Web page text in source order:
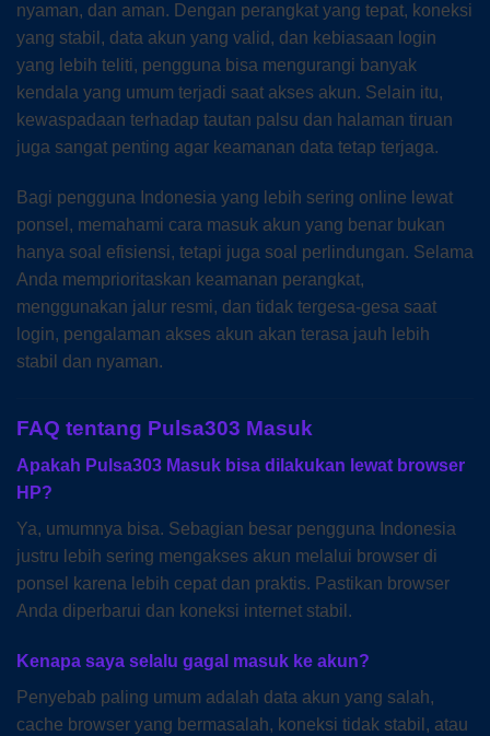
nyaman, dan aman. Dengan perangkat yang tepat, koneksi
yang stabil, data akun yang valid, dan kebiasaan login
yang lebih teliti, pengguna bisa mengurangi banyak
kendala yang umum terjadi saat akses akun. Selain itu,
kewaspadaan terhadap tautan palsu dan halaman tiruan
juga sangat penting agar keamanan data tetap terjaga.
Bagi pengguna Indonesia yang lebih sering online lewat
ponsel, memahami cara masuk akun yang benar bukan
hanya soal efisiensi, tetapi juga soal perlindungan. Selama
Anda memprioritaskan keamanan perangkat,
menggunakan jalur resmi, dan tidak tergesa-gesa saat
login, pengalaman akses akun akan terasa jauh lebih
stabil dan nyaman.
FAQ tentang Pulsa303 Masuk
Apakah Pulsa303 Masuk bisa dilakukan lewat browser
HP?
Ya, umumnya bisa. Sebagian besar pengguna Indonesia
justru lebih sering mengakses akun melalui browser di
ponsel karena lebih cepat dan praktis. Pastikan browser
Anda diperbarui dan koneksi internet stabil.
Kenapa saya selalu gagal masuk ke akun?
Penyebab paling umum adalah data akun yang salah,
cache browser yang bermasalah, koneksi tidak stabil, atau